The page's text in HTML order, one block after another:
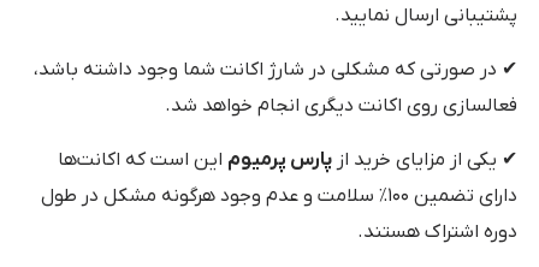
پشتیبانی ارسال نمایید.
✔ در صورتی که مشکلی در شارژ اکانت شما وجود داشته باشد،
فعالسازی روی اکانت دیگری انجام خواهد شد.
✔ یکی از مزایای خرید از پارس پرمیوم این است که اکانت‌ها
دارای تضمین ۱۰۰٪ سلامت و عدم وجود هرگونه مشکل در طول
دوره اشتراک هستند.